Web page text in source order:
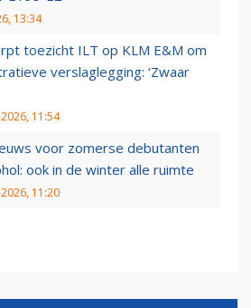
13:34
toezicht ILT op KLM E&M om
verslaglegging: ‘Zwaar
11:54
voor zomerse debutanten
ook in de winter alle ruimte
11:20